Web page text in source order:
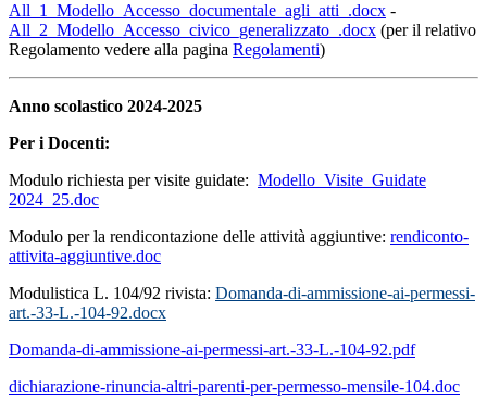
All_1_Modello_Accesso_documentale_agli_atti_.docx -
All_2_Modello_Accesso_civico_generalizzato_.docx (per il relativo
Regolamento vedere alla pagina Regolamenti)
Anno scolastico 2024-2025
Per i Docenti:
Modulo richiesta per visite guidate: Modello_Visite_Guidate
2024_25.doc
Modulo per la rendicontazione delle attività aggiuntive: rendiconto-
attivita-aggiuntive.doc
Modulistica L. 104/92 rivista: Domanda-di-ammissione-ai-permessi-
art.-33-L.-104-92.docx
Domanda-di-ammissione-ai-permessi-art.-33-L.-104-92.pdf
dichiarazione-rinuncia-altri-parenti-per-permesso-mensile-104.doc